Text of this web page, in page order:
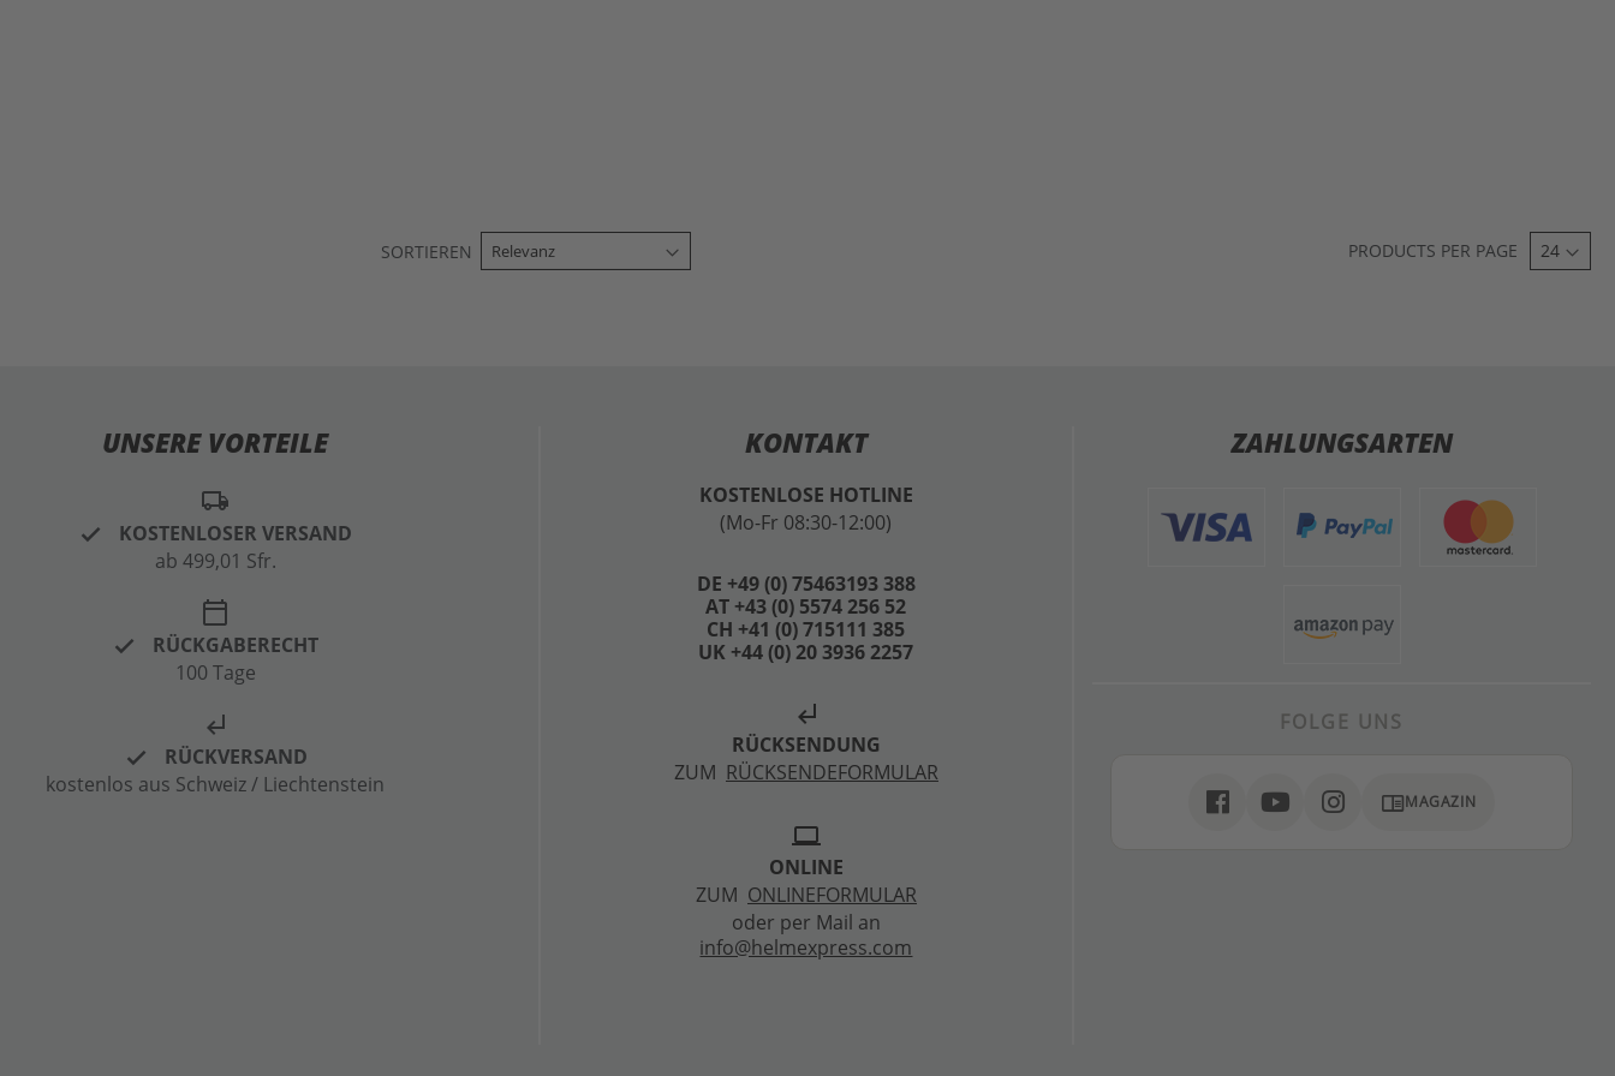
SORTIEREN PRODUCTS PER PAGE
UNSERE VORTEILE
local_shipping
KOSTENLOSER VERSAND
ab 499,01 Sfr.
calendar_today
RÜCKGABERECHT
100 Tage
subdirectory_arrow_left
RÜCKVERSAND
kostenlos aus Schweiz / Liechtenstein
KONTAKT
KOSTENLOSE HOTLINE
(Mo-Fr 08:30-12:00)
DE +49 (0) 75463193 388
AT +43 (0) 5574 256 52
CH +41 (0) 715111 385
UK +44 (0) 20 3936 2257
subdirectory_arrow_left
RÜCKSENDUNG
ZUM RÜCKSENDEFORMULAR
laptop
ONLINE
ZUM ONLINEFORMULAR
oder per Mail an
info@helmexpress.com
ZAHLUNGSARTEN
FOLGE UNS
chrome_reader_modeMAGAZIN